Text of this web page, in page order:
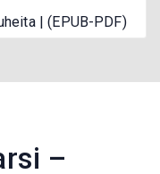
| (EPUB-PDF)
–